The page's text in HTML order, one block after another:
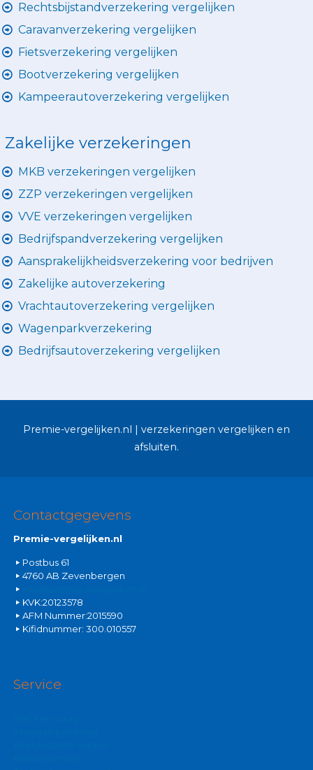
Rechtsbijstandverzekering vergelijken
Caravanverzekering vergelijken
Fietsverzekering vergelijken
Bootverzekering vergelijken
Kampeerautoverzekering vergelijken
Zakelijke verzekeringen
MKB verzekeringen vergelijken
ZZP verzekeringen vergelijken
VVE verzekeringen vergelijken
Bedrijfspandverzekering vergelijken
Aansprakelijkheidsverzekering voor bedrijven
Zakelijke autoverzekering
Vrachtautoverzekering vergelijken
Wagenparkverzekering
Bedrijfsautoverzekering vergelijken
Premie-vergelijken.nl | verzekeringen vergelijken en
afsluiten.
Contactgegevens
Premie-vergelijken.nl
Postbus 61
4760 AB Zevenbergen
KVK:20123578
AFM Nummer:2015590
Kifidnummer: 300.010557
Service